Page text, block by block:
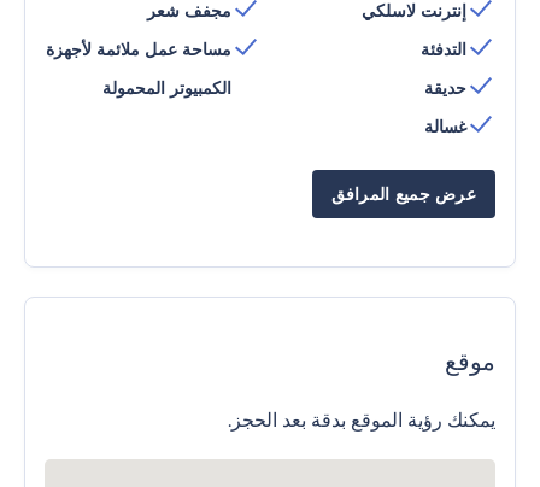
إنترنت لاسلكي
التدفئة
حديقة
غسالة
مجفف شعر
مساحة عمل ملائمة لأجهزة
الكمبيوتر المحمولة
عرض جميع المرافق
موقع
يمكنك رؤية الموقع بدقة بعد الحجز.